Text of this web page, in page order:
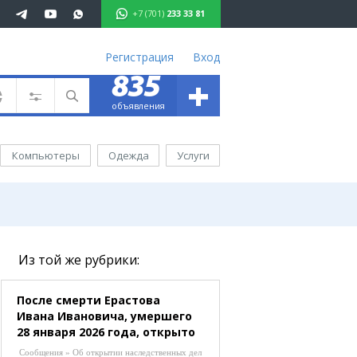
+7 (701) 233 33 81
233 33 81
Регистрация Вход
835
объявления +
Компьютеры Одежда Услуги
Из той же рубрики:
После смерти Ерастова
Ивана Ивановича, умершего
28 января 2026 года, открыто
наследственное дело. Всем
Сообщения » Об открытии наследственных дел